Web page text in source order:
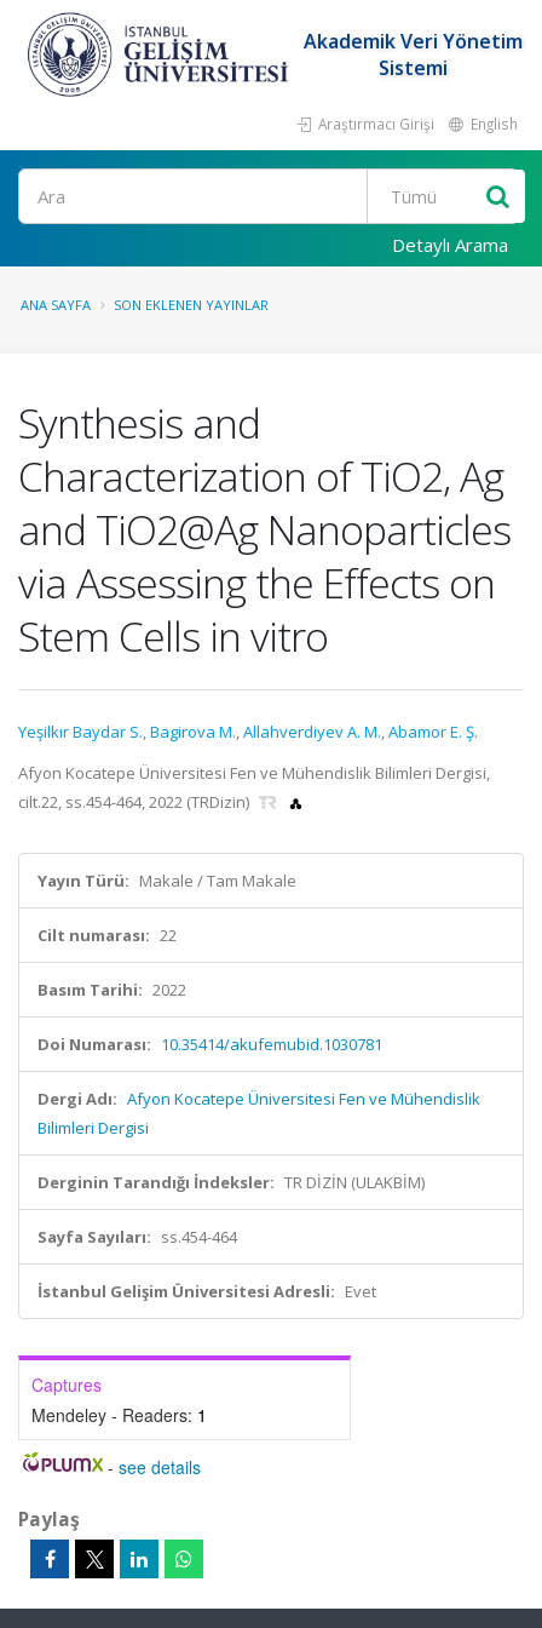
Akademik Veri Yönetim
Sistemi
Araştırmacı Girişi English
Ara
Detaylı Arama
ANA SAYFA SON EKLENEN YAYINLAR
Synthesis and
Characterization of TiO2, Ag
and TiO2@Ag Nanoparticles
via Assessing the Effects on
Stem Cells in vitro
Yeşilkır Baydar S.,Bagirova M.,Allahverdiyev A. M.,Abamor E. Ş.
Afyon Kocatepe Üniversitesi Fen ve Mühendislik Bilimleri Dergisi,
cilt.22, ss.454-464, 2022 (TRDizin)
Yayın Türü: Makale / Tam Makale
Cilt numarası: 22
Basım Tarihi: 2022
Doi Numarası: 10.35414/akufemubid.1030781
Dergi Adı: Afyon Kocatepe Üniversitesi Fen ve Mühendislik
Bilimleri Dergisi
Derginin Tarandığı İndeksler: TR DİZİN (ULAKBİM)
Sayfa Sayıları: ss.454-464
İstanbul Gelişim Üniversitesi Adresli: Evet
Captures
Mendeley - Readers: 1
- see details
Paylaş